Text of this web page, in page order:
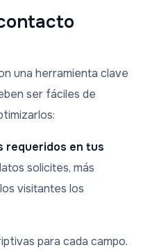
una herramienta clave
ser fáciles de
requeridos en tus
solicites, más
visitantes los
para cada campo.